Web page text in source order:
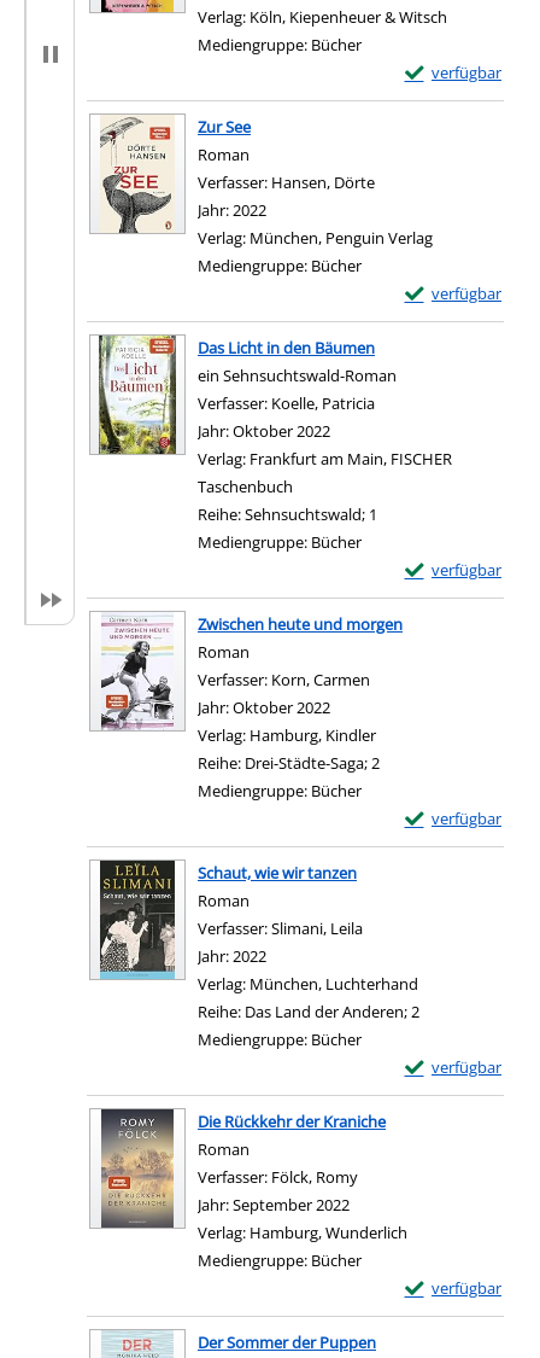
Verlag: Köln, Kiepenheuer & Witsch
Mediengruppe: Bücher
verfügbar
Exemplar-
Zum Download
Zur See
Roman
Verfasser: Hansen, Dörte
Jahr:2022
Verlag: München, Penguin Verlag
Mediengruppe: Bücher
verfügbar
Exemplar-Details
Zum Download
Das Licht in den Bäumen
ein Sehnsuchtswald-Roman
Verfasser: Koelle, Patricia
Jahr:Oktober 2022
Verlag: Frankfurt am Main, FISCHER
Taschenbuch
Reihe:Sehnsuchtswald; 1
Mediengruppe: Bücher
verfügbar
Exemplar-Details
Zum Download
Zwischen heute und morgen
Roman
Verfasser: Korn, Carmen
Jahr:Oktober 2022
Verlag: Hamburg, Kindler
Reihe: Drei-Städte-Saga; 2
Mediengruppe: Bücher
verfügbar
Exemplar-
Zum Download
Schaut, wie wir tanzen
Roman
Verfasser:Slimani, Leila
Jahr:2022
Verlag: München, Luchterhand
Reihe: Das Land der Anderen; 2
Mediengruppe: Bücher
verfügbar
Exemplar-Details
Zum Download
Die Rückkehr der Kraniche
Roman
Verfasser: Fölck, Romy
Jahr:September 2022
Verlag: Hamburg, Wunderlich
Mediengruppe: Bücher
verfügbar
Exemplar-Details
Zum Download
Der Sommer der Puppen